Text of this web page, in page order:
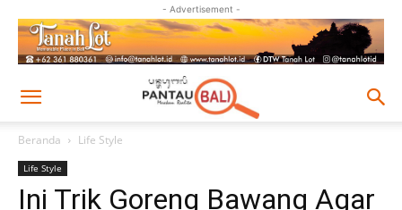
- Advertisement -
Beranda Life Style
Life Style
Ini Trik Goreng Bawang Agar